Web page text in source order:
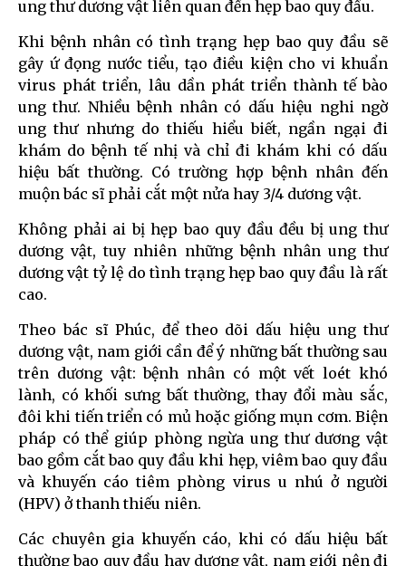
ung thư dương vật liên quan đến hẹp bao quy đầu.
Khi bệnh nhân có tình trạng hẹp bao quy đầu sẽ
gây ứ đọng nước tiểu, tạo điều kiện cho vi khuẩn
virus phát triển, lâu dần phát triển thành tế bào
ung thư. Nhiều bệnh nhân có dấu hiệu nghi ngờ
ung thư nhưng do thiếu hiểu biết, ngần ngại đi
khám do bệnh tế nhị và chỉ đi khám khi có dấu
hiệu bất thường. Có trường hợp bệnh nhân đến
muộn bác sĩ phải cắt một nửa hay 3/4 dương vật.
Không phải ai bị hẹp bao quy đầu đều bị ung thư
dương vật, tuy nhiên những bệnh nhân ung thư
dương vật tỷ lệ do tình trạng hẹp bao quy đầu là rất
cao.
Theo bác sĩ Phúc, để theo dõi dấu hiệu ung thư
dương vật, nam giới cần để ý những bất thường sau
trên dương vật: bệnh nhân có một vết loét khó
lành, có khối sưng bất thường, thay đổi màu sắc,
đôi khi tiến triển có mủ hoặc giống mụn cơm. Biện
pháp có thể giúp phòng ngừa ung thư dương vật
bao gồm cắt bao quy đầu khi hẹp, viêm bao quy đầu
và khuyến cáo tiêm phòng virus u nhú ở người
(HPV) ở thanh thiếu niên.
Các chuyên gia khuyến cáo, khi có dấu hiệu bất
thường bao quy đầu hay dương vật, nam giới nên đi